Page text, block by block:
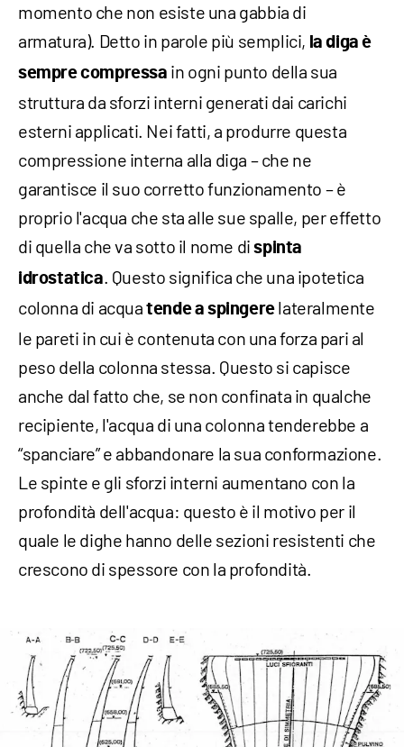
momento che non esiste una gabbia di
armatura). Detto in parole più semplici, la diga è
semprecompressa in ogni punto della sua
struttura da sforzi interni generati dai carichi
esterni applicati. Nei fatti, a produrre questa
compressione interna alla diga – che ne
garantisce il suo corretto funzionamento – è
proprio l'acqua che sta alle sue spalle, per effetto
di quella che va sotto il nome dispinta
idrostatica. Questo significa che una ipotetica
colonna di acquatende a spingerelateralmente
le pareti in cui è contenuta con una forza pari al
peso della colonna stessa. Questo si capisce
anche dal fatto che, se non confinata in qualche
recipiente, l'acqua di una colonna tenderebbe a
“spanciare” e abbandonare la sua conformazione.
Le spinte e gli sforzi interni aumentano con la
profondità dell'acqua: questo è il motivo per il
quale le dighe hanno delle sezioni resistenti che
crescono di spessore con la profondità.